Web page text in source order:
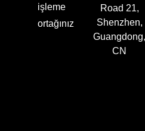
işleme
ortağınız
Road 21,
Shenzhen,
Guangdong,
CN